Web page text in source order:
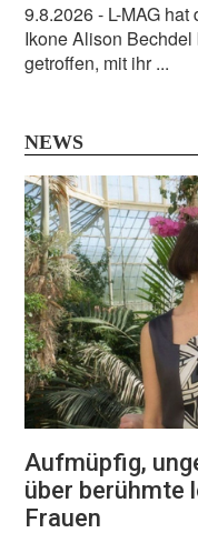
9.8.2026- L-MAG
Ikone Alison
getroffen, mit ihr ...
NEWS
Aufmüpfig,
über berühmte
Frauen